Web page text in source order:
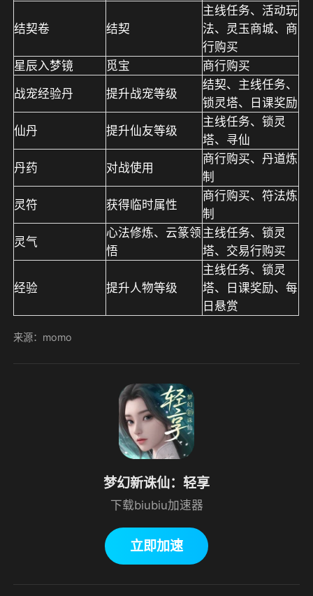
结契卷 结契
主线任务、活动玩
法、灵玉商城、商
行购买
星辰入梦镜
觅宝
商行购买
战宠经验丹
提升战宠等级
结契、主线任务、
锁灵塔、日课奖励
仙丹
提升仙友等级
主线任务、锁灵
塔、寻仙
丹药
对战使用
商行购买、丹道炼
制
灵符
获得临时属性
商行购买、符法炼
制
灵气
心法修炼、云篆领
悟
主线任务、锁灵
塔、交易行购买
经验 提升人物等级
主线任务、锁灵
塔、日课奖励、每
日悬赏
来源：momo
梦幻新诛仙：轻享
下载biubiu加速器
立即加速